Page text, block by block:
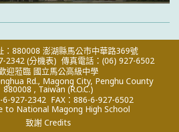
：880008 澎湖縣馬公市中華路369號
2342 (分機表) 傳真電話：(06) 927-6502
迎蒞臨 國立馬公高級中學
Rd., Magong City, Penghu County
880008 , Taiwan (R.O.C.)
6-927-2342 FAX：886-6-927-6502
to National Magong High School
致謝 Credits